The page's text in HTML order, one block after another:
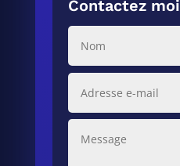
Contactez moi